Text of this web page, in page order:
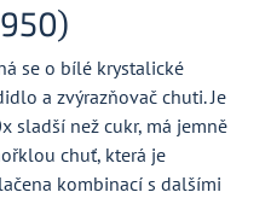
se o bílé krystalické
a zvýrazňovač chuti. Je
sladší než cukr, má jemně
chuť, která je
kombinací s dalšími